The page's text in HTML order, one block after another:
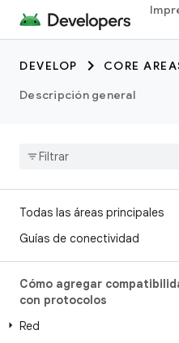
DEVELOP CORE
Descripción general
Todas las áreas principales
Guías de conectividad
Cómo agregar
con protocolos
Red